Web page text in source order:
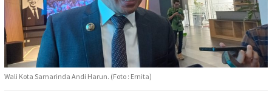
Wali Kota Samarinda Andi Harun. (Foto : Ernita)